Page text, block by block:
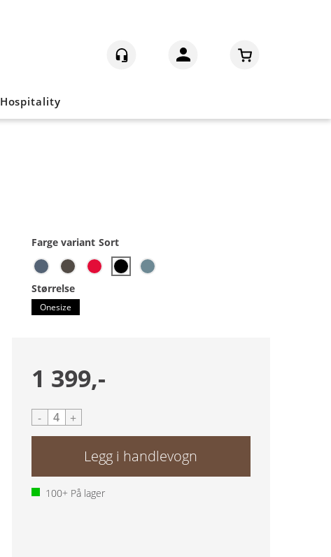
Hospitality
Farge variant Sort
Størrelse
Onesize
1 399,-
- +
100+På lager